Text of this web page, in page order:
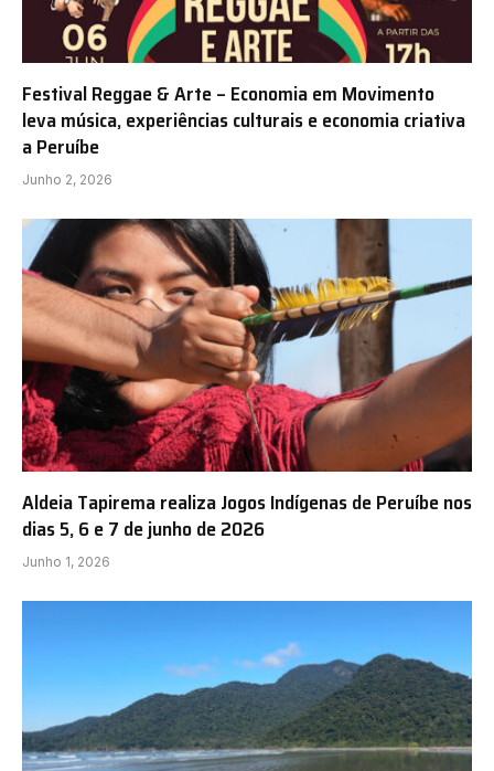
Festival Reggae & Arte – Economia em Movimento
leva música, experiências culturais e economia criativa
a Peruíbe
Junho 2, 2026
Aldeia Tapirema realiza Jogos Indígenas de Peruíbe nos
dias 5, 6 e 7 de junho de 2026
Junho 1, 2026